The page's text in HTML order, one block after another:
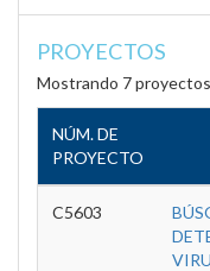
PROYECTOS
Mostrando 7 proyectos
NÚM. DE
PROYECTO
C5603